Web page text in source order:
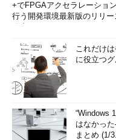
+でFPGAアクセラレーショ
行う開発環境最新版のリリー
これだけ
に役立つ
“Windows
はなかっ
まとめ (1/